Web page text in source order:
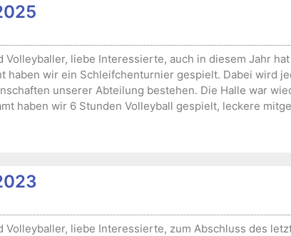
Volleyballer, liebe Interessierte, auch in diesem Jahr
haben wir ein Schleifchenturnier gespielt. Dabei wird
unserer Abteilung bestehen. Die Halle war
haben wir 6 Stunden Volleyball gespielt, leckere
Volleyballer, liebe Interessierte, zum Abschluss des